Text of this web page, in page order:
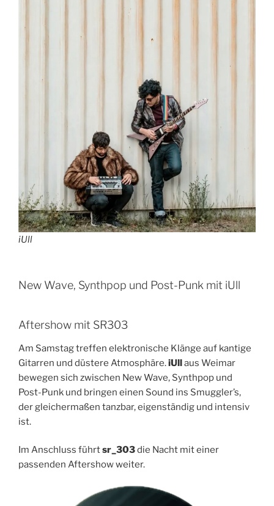
iUll
New Wave, Synthpop und Post-Punk mit iUll
Aftershow mit SR303
Am Samstag treffen elektronische Klänge auf kantige
Gitarren und düstere Atmosphäre.iUllaus Weimar
bewegen sich zwischen New Wave, Synthpop und
Post-Punk und bringen einen Sound ins Smuggler’s,
der gleichermaßen tanzbar, eigenständig und intensiv
ist.
Im Anschluss führtsr_303die Nacht mit einer
passenden Aftershow weiter.